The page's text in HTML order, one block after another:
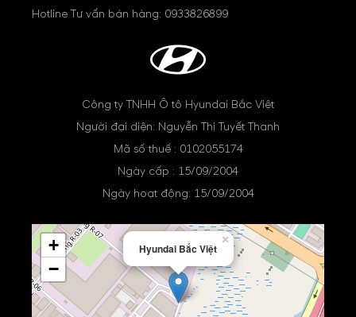
Hotline Tư vấn bán hàng: 0933826899
Công ty TNHH Ô tô Hyundai Bắc Việt
Người đại diện: Nguyễn Thị Tuyết Thanh
Mã số thuế : 0102055174
Ngày cấp : 15/09/2004
Ngày hoạt động: 15/09/2004
Hyundai Bắc Việt
×
+
−